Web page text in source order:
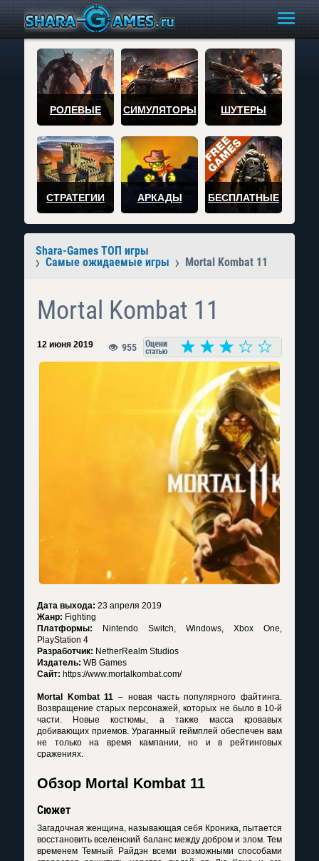
РОЛЕВЫЕ СИМУЛЯТОРЫ ШУТЕРЫ
СТРАТЕГИИ АРКАДЫ БЕСПЛАТНЫЕ
Shara-Games ТОП игры
Самые ожидаемые игры
Mortal Kombat 11
Mortal Kombat 11
12 июня 2019 955
Дата выхода: 23 апреля 2019
Жанр: Fighting
Платформы: Nintendo Switch, Windows, Xbox One,
PlayStation 4
Разработчик: NetherRealm Studios
Издатель: WB Games
Сайт: https://www.mortalkombat.com/
Mortal Kombat 11 – новая часть популярного файтинга.
Возвращение старых персонажей, которых не было в 10-й
части. Новые костюмы, а также масса кровавых
добивающих приемов. Ураганный геймплей обеспечен вам
не только на время кампании, но и в рейтинговых
сражениях.
Обзор Mortal Kombat 11
Сюжет
Загадочная женщина, называющая себя Кроника, пытается
восстановить вселенский баланс между добром и злом. Тем
временем Темный Райдэн всеми возможными способами